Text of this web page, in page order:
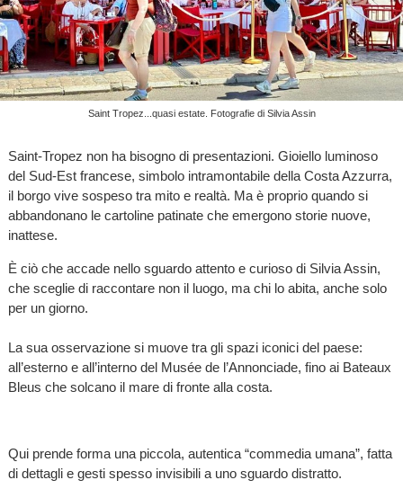
Saint Tropez...quasi estate. Fotografie di Silvia Assin
Saint-Tropez non ha bisogno di presentazioni. Gioiello luminoso
del Sud-Est francese, simbolo intramontabile della Costa Azzurra,
il borgo vive sospeso tra mito e realtà. Ma è proprio quando si
abbandonano le cartoline patinate che emergono storie nuove,
inattese.
È ciò che accade nello sguardo attento e curioso di Silvia Assin,
che sceglie di raccontare non il luogo, ma chi lo abita, anche solo
per un giorno.
La sua osservazione si muove tra gli spazi iconici del paese:
all’esterno e all’interno del Musée de l’Annonciade, fino ai Bateaux
Bleus che solcano il mare di fronte alla costa.
Qui prende forma una piccola, autentica “commedia umana”, fatta
di dettagli e gesti spesso invisibili a uno sguardo distratto.